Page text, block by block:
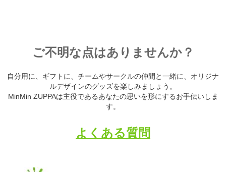
ご不明な点はありませんか？
自分用に、ギフトに、チームやサークルの仲間と一緒に、オリジナ
ルデザインのグッズを楽しみましょう。
MinMin ZUPPAは主役であるあなたの思いを形にするお手伝いしま
す。
よくある質問